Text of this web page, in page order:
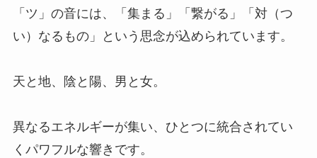
「ツ」の音には、「集まる」「繋がる」「対（つ
い）なるもの」という思念が込められています。
天と地、陰と陽、男と女。
異なるエネルギーが集い、ひとつに統合されてい
くパワフルな響きです。